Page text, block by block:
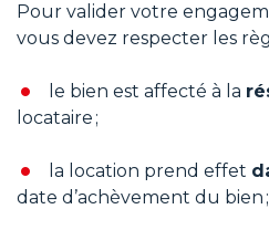
Pour valider votre
vous devez respecter les
le bien est affecté à la
locataire ;
la location prend effet
date d’achèvement du bien ;